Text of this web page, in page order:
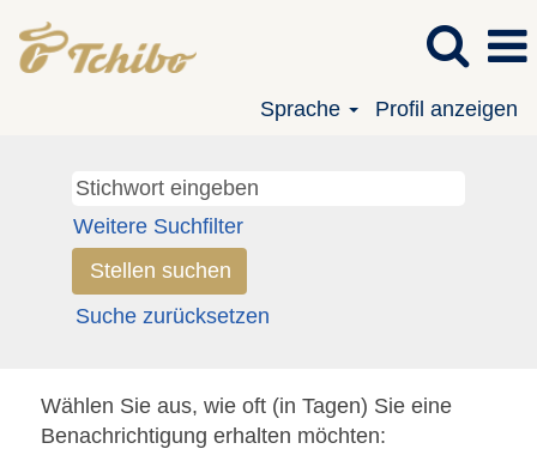
Sprache Profil anzeigen
Weitere Suchfilter
Suche zurücksetzen
Wählen Sie aus, wie oft (in Tagen) Sie eine
Benachrichtigung erhalten möchten: